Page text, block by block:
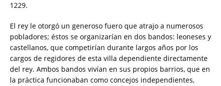
1229.
El rey le otorgó un generoso fuero que atrajo a numerosos
pobladores; éstos se organizarían en dos bandos: leoneses y
castellanos, que competirían durante largos años por los
cargos de regidores de esta villa dependiente directamente
del rey. Ambos bandos vivían en sus propios barrios, que en
la práctica funcionaban como concejos independientes,